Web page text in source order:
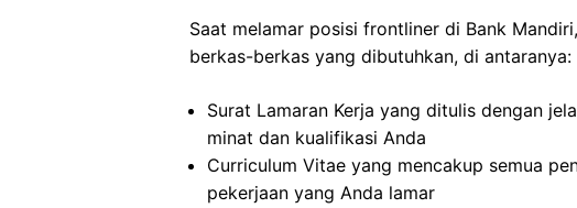
Saat melamar posisi frontliner di Bank
berkas-berkas yang dibutuhkan, di antaranya:
Surat Lamaran Kerja yang ditulis dengan
minat dan kualifikasi Anda
Curriculum Vitae yang mencakup semua
pekerjaan yang Anda lamar